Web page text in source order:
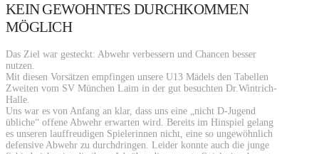
KEIN GEWOHNTES DURCHKOMMEN
MÖGLICH
Das Ziel war gesteckt: Abwehr verbessern und Chancen besser
nutzen.
Mit diesen Vorsätzen empfingen unsere U13 Mädels den Tabellen
Zweiten vom SV München Laim in der gut besuchten Dr.Wintrich-
Halle.
Uns war es von Anfang an klar, dass uns eine „nicht D-Jugend
übliche“ offene Abwehr erwarten wird. Bereits im Hinspiel gelang
es unseren lauffreudigen Spielerinnen nicht, eine so ungewöhnlich
defensive Abwehr zu durchdringen. Leider konnte auch die junge